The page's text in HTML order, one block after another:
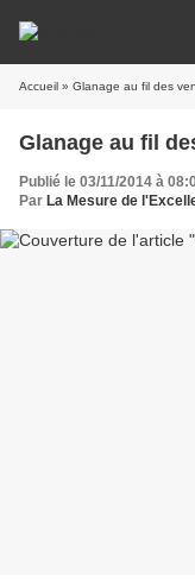
Accueil » Glanage au fil des
Glanage au fil
Publié le 03/11/2014 à
Par La Mesure de